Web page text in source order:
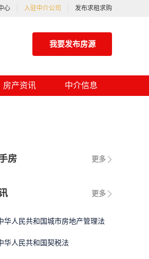
心 入驻中介公司 发布求租求购
我要发布房源
房产资讯 中介信息
更多
房
更多
中华人民共和国城市房地产管理法
中华人民共和国契税法